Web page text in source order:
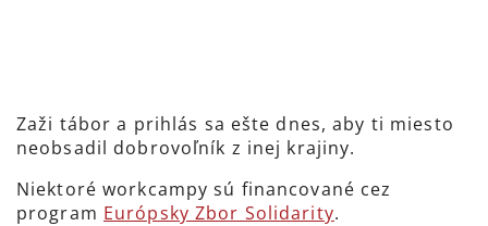
Zaži tábor a prihlás sa ešte dnes, aby ti miesto
neobsadil dobrovoľník z inej krajiny.
Niektoré workcampy sú financované cez
program Európsky Zbor Solidarity.